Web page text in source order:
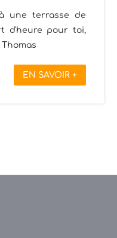
une terrasse de
d'heure pour toi,
EN SAVOIR +